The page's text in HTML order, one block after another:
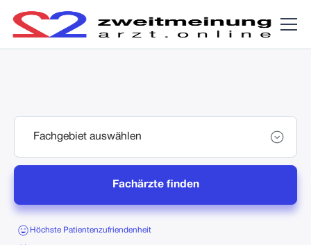
Fachärzte finden
Höchste Patientenzufriendenheit